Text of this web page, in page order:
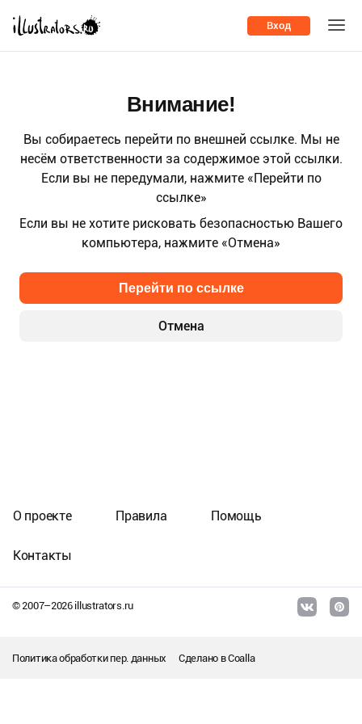
Вход
Внимание!
Вы собираетесь перейти по внешней ссылке. Мы не
несём ответственности за содержимое этой ссылки.
Если вы не передумали, нажмите «Перейти по
ссылке»
Если вы не хотите рисковать безопасностью Вашего
компьютера, нажмите «Отмена»
Отмена
Перейти по ссылке
© 2007–2026illustrators.ru
О проекте Правила Помощь
Контакты
Политика обработки пер. данных Сделано вCoalla